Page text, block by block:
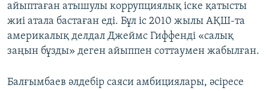
айыптаған атышулы коррупциялық іске қатысты
жиі атала бастаған еді. Бұл іс 2010 жылы АҚШ-та
америкалық делдал Джеймс Гиффенді «салық
заңын бұзды» деген айыппен соттаумен жабылған.
Балғымбаев әлдебір саяси амбициялары, әсіресе